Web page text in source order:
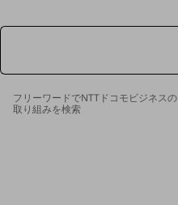
IOT完了済みメーカーブランド製品
料金TOP
フリーワードでNTTドコモビジネスの
取り組みを検索